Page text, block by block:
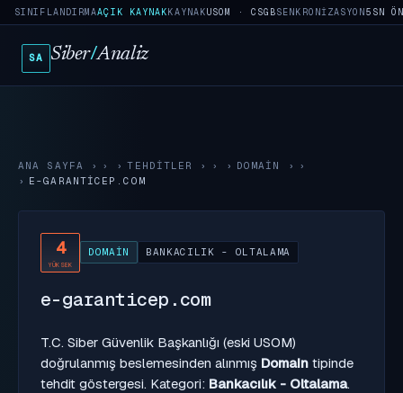
SINIFLANDIRMAAÇIK KAYNAKKAYNAKUSOM · CSGBSENKRONIZASYON5SN
SA Siber/Analiz
ANA SAYFA › TEHDITLER › DOMAIN
›
E-GARANTICEP.COM
4
YÜKSEK
DOMAIN BANKACILIK - OLTALAMA
e-garanticep.com
T.C. Siber Güvenlik Başkanlığı (eski USOM)
doğrulanmış beslemesinden alınmış Domain tipinde
tehdit göstergesi. Kategori: Bankacılık - Oltalama.